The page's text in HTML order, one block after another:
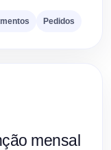
Pedidos
mensal